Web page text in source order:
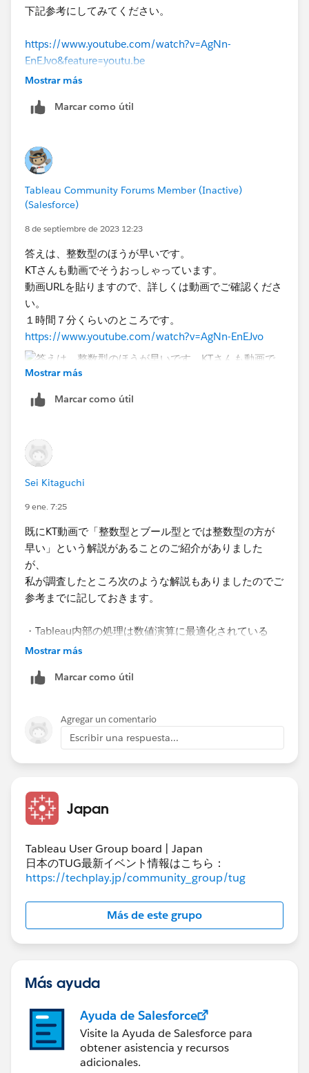
下記参考にしてみてください。
https://www.youtube.com/watch?v=AgNn-
EnEJvo&feature=youtu.be
Mostrar más
Marcar como útil
Tableau Community Forums Member (Inactive)
(Salesforce)
8 de septiembre de 2023 12:23
答えは、整数型のほうが早いです。
KTさんも動画でそうおっしゃっています。
動画URLを貼りますので、詳しくは動画でご確認くださ
い。
１時間７分くらいのところです。
https://www.youtube.com/watch?v=AgNn-EnEJvo​
Mostrar más
Marcar como útil
Sei Kitaguchi
9 ene. 7:25
既にKT動画で「整数型とブール型とでは整数型の方が
早い」という解説があることのご紹介がありました
が、
私が調査したところ次のような解説もありましたのでご
参考までに記しておきます。
・Tableau内部の処理は数値演算に最適化されている
・整数型での処理は「重さで荷物を自動仕分けする」よ
・ブール型は「〇か×かの札を1枚ずつ確認して分け
以上を踏まえて、
・Tableauでは計算フィールドにおいて数値計算が最も
高速
計算効率が良く結果としてブール型より速い
Mostrar más
Marcar como útil
Agregar un comentario
Escribir una respuesta...
Japan
Tableau User Group board | Japan
日本のTUG最新イベント情報はこちら：
https://techplay.jp/community_group/tug
Más de este grupo
Más ayuda
Ayuda de Salesforce
Visite la Ayuda de Salesforce para
obtener asistencia y recursos
adicionales.